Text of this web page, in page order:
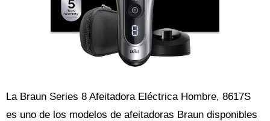
La Braun Series 8 Afeitadora Eléctrica Hombre, 8617S
es uno de los modelos de afeitadoras Braun disponibles